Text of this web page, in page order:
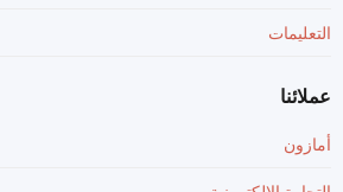
التعليمات
عملائنا
أمازون